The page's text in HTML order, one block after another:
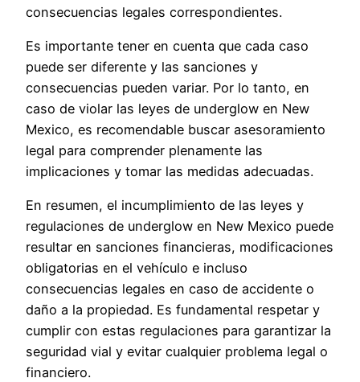
consecuencias legales correspondientes.
Es importante tener en cuenta que cada caso
puede ser diferente y las sanciones y
consecuencias pueden variar. Por lo tanto, en
caso de violar las leyes de underglow en New
Mexico, es recomendable buscar asesoramiento
legal para comprender plenamente las
implicaciones y tomar las medidas adecuadas.
En resumen, el incumplimiento de las leyes y
regulaciones de underglow en New Mexico puede
resultar en sanciones financieras, modificaciones
obligatorias en el vehículo e incluso
consecuencias legales en caso de accidente o
daño a la propiedad. Es fundamental respetar y
cumplir con estas regulaciones para garantizar la
seguridad vial y evitar cualquier problema legal o
financiero.